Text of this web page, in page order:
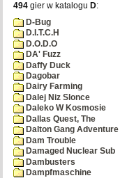
494 gier w katalogu D:
D-Bug
D.I.T.C.H
D.O.D.O
DA' Fuzz
Daffy Duck
Dagobar
Dairy Farming
Dalej Niz Slonce
Daleko W Kosmosie
Dallas Quest, The
Dalton Gang Adventure
Dam Trouble
Damaged Nuclear Sub
Dambusters
Dampfmaschine